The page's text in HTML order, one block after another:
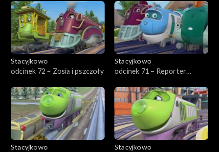
Stacyjkowo
odcinek 72 – Zosia i pszczoły
Stacyjkowo
odcinek 71 – Reporter
Stacyjkowo
Stacyjkowo